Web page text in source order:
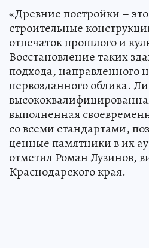
«Древние постройки –
строительные
отпечаток прошлого и
Восстановление таких
подхода, направленного
первозданного облика.
выполненная
со всеми стандартами,
ценные памятники в их
отметил Роман Лузинов,
Краснодарского края.